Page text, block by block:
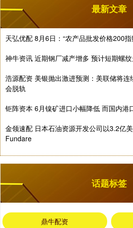
最新文章
天弘优配 8月6日：“农产品批发价格200
神牛资讯 近期钢厂减产增多 预计短期螺
浩源配资 美银抛出激进预测：美联储将
会脱轨
钜阵资本 6月镍矿进口小幅降低 而国内港
金领速配 日本石油资源开发公司以3.2亿
Fundare
话题标签
鼎牛配资